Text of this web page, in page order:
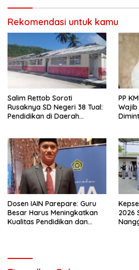
Rekomendasi untuk kamu
Salim Rettob Soroti
Rusaknya SD Negeri 38 Tual:
Pendidikan di Daerah
PP
Wajib
Dosen IAIN Parepare: Guru
Besar Harus Meningkatkan
Kualitas Pendidikan dan
2026